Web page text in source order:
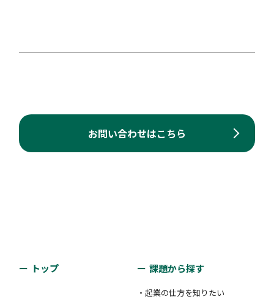
お問い合わせはこちら
トップ 課題から探す
・起業の仕方を知りたい